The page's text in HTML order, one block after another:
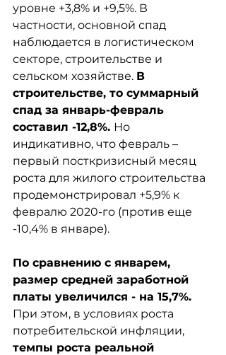
уровне +3,8% и +9,5%. В
частности, основной спад
наблюдается в логистическом
секторе, строительстве и
сельском хозяйстве. В
строительстве, то суммарный
спад за январь-февраль
составил -12,8%. Но
индикативно, что февраль –
первый посткризисный месяц
роста для жилого строительства
продемонстрировал +5,9% к
февралю 2020-го (против еще
-10,4% в январе).
По сравнению с январем,
размер средней заработной
платы увеличился - на 15,7%.
При этом, в условиях роста
потребительской инфляции,
темпы роста реальной